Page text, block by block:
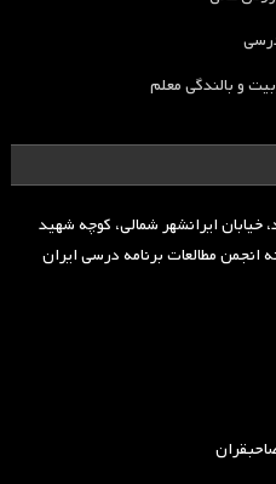
و بالندگی معلم
خیابان ایرانشهر شمالی، کوچه شهید